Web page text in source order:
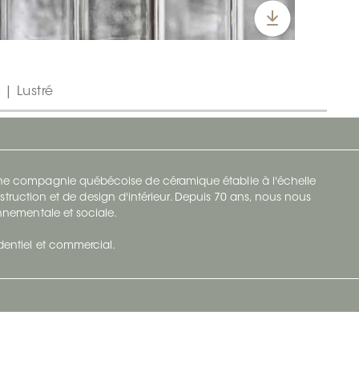
| Lustré
compagnie québécoise de céramique établie à l'échelle
et de design d'intérieur. Depuis 70 ans, nous nous
et sociale.
et commercial.